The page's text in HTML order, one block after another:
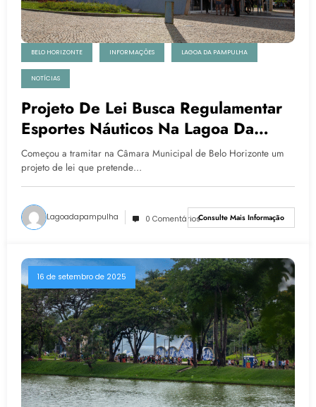
BELO HORIZONTE INFORMAÇÕES LAGOA DA PAMPULHA
NOTÍCIAS
Projeto De Lei Busca Regulamentar
Esportes Náuticos Na Lagoa Da
Pampulha
Começou a tramitar na Câmara Municipal de Belo Horizonte um
projeto de lei que pretende…
Lagoadapampulha 0 ComentáriosConsulte Mais Informação
16 de setembro de 2025